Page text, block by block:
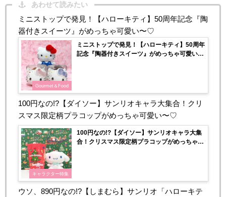
あわせて読みたい
ミニストップで発見！【ハローキティ】50周年記念『陶
器付きスイーツ』がめっちゃ可愛い〜♡
Gourmet＆Food
ミニストップで発見！【ハローキティ】50周年
記念『陶器付きスイーツ』がめっちゃ可愛い〜
100円なの!?【ダイソー】サンリオキャラ大集合！クリ
スマス限定柄プラコップがめっちゃ可愛い〜♡
キャラクター特集
100円なの!?【ダイソー】サンリオキャラ大集
合！クリスマス限定柄プラコップがめっちゃ可
ウソ、890円なの!?【しまむら】サンリオ「ハローキテ